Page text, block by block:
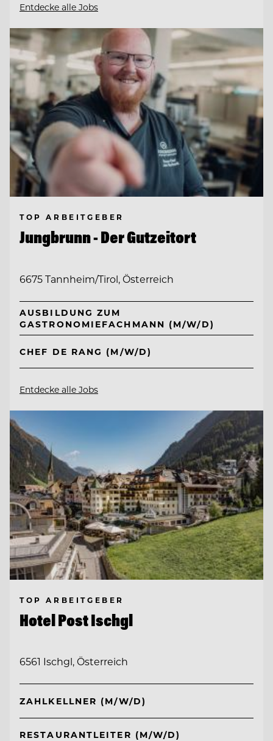
Entdecke alle Jobs
TOP ARBEITGEBER
Jungbrunn - Der Gutzeitort
6675 Tannheim/Tirol, Österreich
AUSBILDUNG ZUM
GASTRONOMIEFACHMANN (M/W/D)
CHEF DE RANG (M/W/D)
Entdecke alle Jobs
TOP ARBEITGEBER
Hotel Post Ischgl
6561 Ischgl, Österreich
ZAHLKELLNER (M/W/D)
RESTAURANTLEITER (M/W/D)